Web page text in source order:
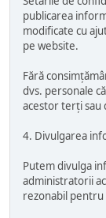
publicarea
modificate cu
pe website.
Fără
dvs. personale
acestor terți sau
4. Divulgarea
Putem divulga
administratorii
rezonabil pentru